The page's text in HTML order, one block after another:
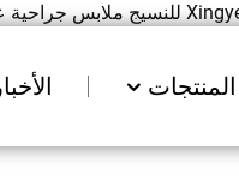
المنتجات الأخبار